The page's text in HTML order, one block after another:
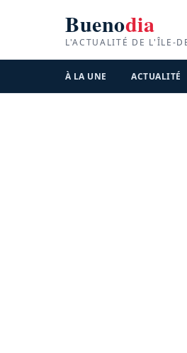
Buenodia
L'ACTUALITÉ DE L'ÎLE-
À LA UNE ACTUALITÉ